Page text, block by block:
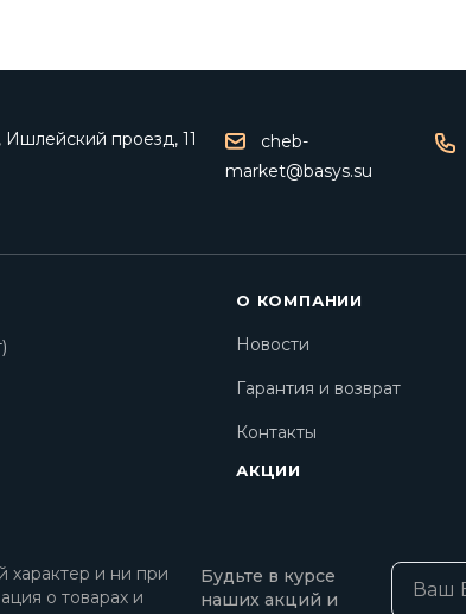
проезд, 11
cheb-
market@basys.su
О КОМПАНИИ
Новости
Гарантия и возврат
Контакты
АКЦИИ
Будьте в курсе
наших акций и
характер и ни при
о товарах и